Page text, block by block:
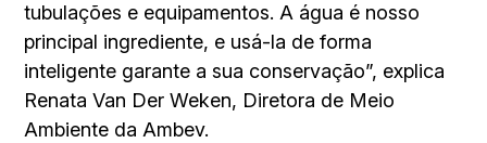
tubulações e equipamentos. A água é nosso
principal ingrediente, e usá-la de forma
inteligente garante a sua conservação”, explica
Renata Van Der Weken, Diretora de Meio
Ambiente da Ambev.